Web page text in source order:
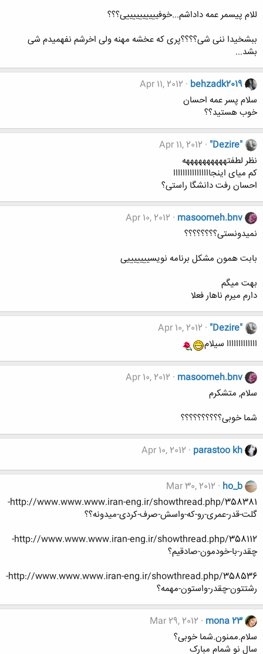
للام پیسمر عمه داداشم...خوفییییییییییی؟؟؟
ببشخیدا ننی شی؟؟؟؟پری که عخشه مهنه ولی اخرشم نفهمیدم شی
بشد...
behzadk2019
Apr 11, 2012
سلام پسر عمه احسان
خوب هستید؟؟
"Dezire"
Apr 11, 2012
نظر لطفتههههههههههه
کم میای اینجاااااااااااااااا
احسان رفت دانشگا راستی؟
masoomeh.bnv
Apr 10, 2012
نمیدونستی؟؟؟؟؟؟؟؟
بابت همون مشکل برنامه نویسیییییییی
بهت میگم
دارم میرم ناهار فعلا
"Dezire"
Apr 10, 2012
ااااااااااااا سیلام
masoomeh.bnv
Apr 10, 2012
سلام, متشکرم
شما خوبی؟؟؟؟؟؟؟؟؟؟
parastoo kh
Apr 10, 2012
ho_b
Mar 30, 2012
http://www.www.www.iran-eng.ir/showthread.php/358381-
گلت-قدر-عمری-رو-که-واسش-صرف-کردی-میدونه؟؟
http://www.www.www.iran-eng.ir/showthread.php/358112-
چقدر-با-خودمون-صادقیم؟
http://www.www.www.iran-eng.ir/showthread.php/358536-
رشتتون-چقدر-واستون-مهمه؟
mona 23
Mar 29, 2012
سلام.ممنون.شما خوبی؟
سال نو شمام مبارک